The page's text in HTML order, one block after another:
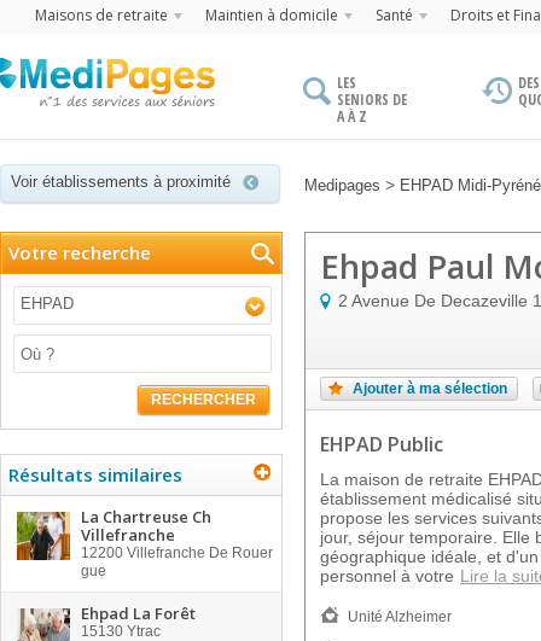
Maisons de retraite Maintien à domicile Santé Droits et
LES
SENIORS DE
A À Z
Voir établissements à proximité Medipages > EHPAD Midi-
Votre recherche
EHPAD
RECHERCHER
Résultats similaires
La Chartreuse Ch
Villefranche
12200 Villefranche De Rouer
gue
Ehpad La Forêt
15130 Ytrac
Ehpad Paul
2 Avenue De Decazeville
Ajouter à ma sélection
EHPAD Public
La maison de retraite
établissement médicalisé
propose les services
jour, séjour temporaire. Elle
géographique idéale, et
personnel à votre Lire la
Unité Alzheimer